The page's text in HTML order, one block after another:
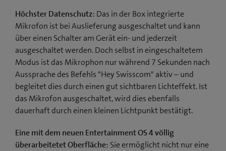
Höchster Datenschutz: Das in der Box integrierte
Mikrofon ist bei Auslieferung ausgeschaltet und kann
über einen Schalter am Gerät ein- und jederzeit
ausgeschaltet werden. Doch selbst in eingeschaltetem
Modus ist das Mikrophon nur während 7 Sekunden nach
Aussprache des Befehls "Hey Swisscom" aktiv – und
begleitet dies durch einen gut sichtbaren Lichteffekt. Ist
das Mikrofon ausgeschaltet, wird dies ebenfalls
dauerhaft durch einen kleinen Lichtpunkt bestätigt.
Eine mit dem neuen Entertainment OS 4 völlig
überarbeitetet Oberfläche: Sie ermöglicht nicht nur eine